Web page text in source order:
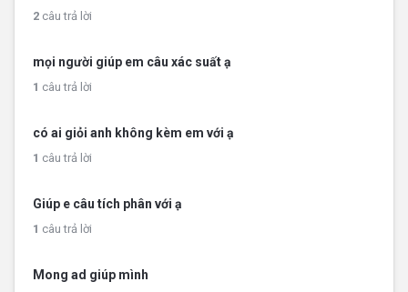
2 câu trả lời
mọi người giúp em câu xác suất ạ
1 câu trả lời
có ai giỏi anh không kèm em với ạ
1 câu trả lời
Giúp e câu tích phân với ạ
1 câu trả lời
Mong ad giúp mình